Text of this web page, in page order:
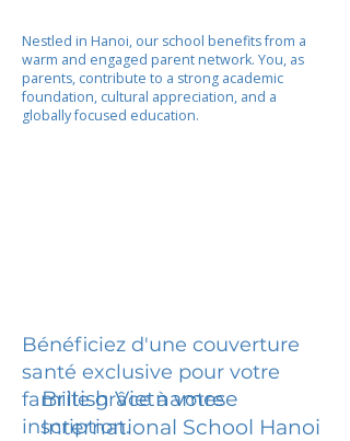
Nestled in Hanoi, our school benefits from a
warm and engaged parent network. You, as
parents, contribute to a strong academic
foundation, cultural appreciation, and a
globally focused education.
Bénéficiez d'une couverture
santé exclusive pour votre
famille grâce à votre
inscription.
British Vietnamese
International School Hanoi